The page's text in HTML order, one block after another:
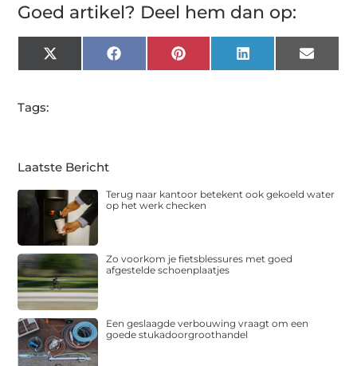
Goed artikel? Deel hem dan op:
X
(Twitter)
FacebookPinterest LinkedIn Email
Tags:
Laatste Bericht
Terug naar kantoor betekent ook gekoeld water
op het werk checken
Zo voorkom je fietsblessures met goed
afgestelde schoenplaatjes
Een geslaagde verbouwing vraagt om een
goede stukadoorgroothandel